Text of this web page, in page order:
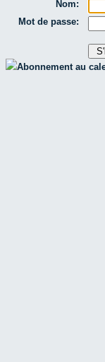
Nom:
Mot de passe:
Abonnement au